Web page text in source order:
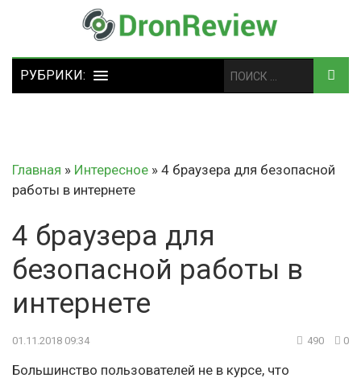
Главная » Интересное » 4 браузера для безопасной
работы в интернете
4 браузера для
безопасной работы в
интернете
01.11.2018 09:34 490 0
Большинство пользователей не в курсе, что